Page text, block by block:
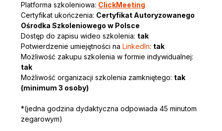
Platforma szkoleniowa: ClickMeeting
Certyfikat ukończenia: Certyfikat Autoryzowanego
Ośrodka Szkoleniowego w Polsce
Dostęp do zapisu wideo szkolenia: tak
Potwierdzenie umiejętności na LinkedIn: tak
Możliwość zakupu szkolenia w formie indywidualnej:
tak
Możliwość organizacji szkolenia zamkniętego: tak
(minimum 3 osoby)
*(jedna godzina dydaktyczna odpowiada 45 minutom
zegarowym)